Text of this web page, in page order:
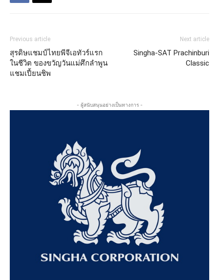
Previous article
สุรดิษแชมป์ไทยพีจีเอทัวร์แรก
ในชีวิต ของขวัญวันแม่ศึกลำพูน
แชมเปี้ยนชิพ
Next article
Singha-SAT Prachinburi
Classic
- ผู้สนับสนุนอย่างเป็นทางการ -